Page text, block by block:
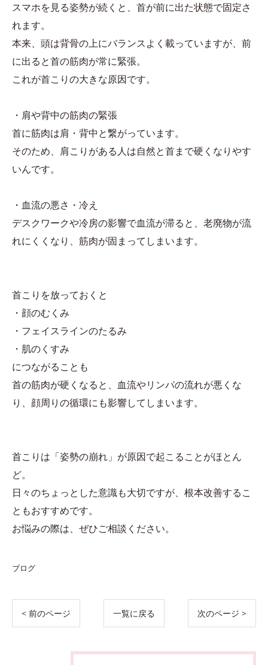
スマホを見る姿勢が続くと、首が前に出た状態で固定さ
れます。
本来、頭は背骨の上にバランスよく載っていますが、前
に出ると首の筋肉が常に緊張。
これが首こりの大きな原因です。
・肩や背中の筋肉の緊張
首に筋肉は肩・背中と繋がっています。
そのため、肩こりがある人は自然と首まで硬くなりやす
いんです。
・血流の悪さ・冷え
デスクワークや冷房の影響で血流が滞ると、老廃物が流
れにくくなり、筋肉が固まってしまいます。
首こりを放っておくと
・顔のむくみ
・フェイスラインのたるみ
・肌のくすみ
につながることも
首の筋肉が硬くなると、血流やリンパの流れが悪くな
り、顔周りの循環にも影響してしまいます。
首こりは「姿勢の崩れ」が原因で起こることがほとん
ど。
日々のちょっとした意識も大切ですが、根本改善するこ
ともおすすめです。
お悩みの際は、ぜひご相談ください。
ブログ
< 前のページ 一覧に戻る 次のページ >